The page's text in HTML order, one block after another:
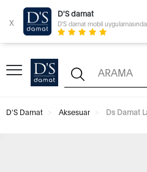
x
D'S damat
D'S damat mobil
D'S Damat Aksesuar Ds Damat